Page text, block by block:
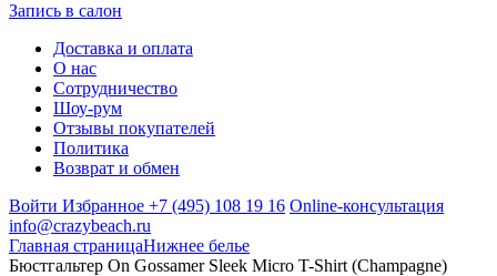
Запись в салон
Доставка и оплата
О нас
Сотрудничество
Шоу-рум
Отзывы покупателей
Политика
Возврат и обмен
Войти Избранное +7 (495) 108 19 16 Online-консультация
info@crazybeach.ru
Главная страницаНижнее белье
Бюстгальтер On Gossamer Sleek Micro T-Shirt (Champagne)